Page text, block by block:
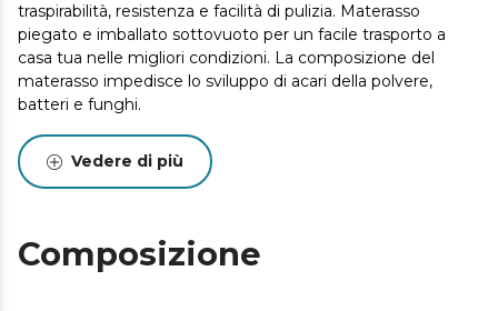
traspirabilità, resistenza e facilità di pulizia. Materasso
piegato e imballato sottovuoto per un facile trasporto a
casa tua nelle migliori condizioni. La composizione del
materasso impedisce lo sviluppo di acari della polvere,
batteri e funghi.
Vedere di più
Composizione